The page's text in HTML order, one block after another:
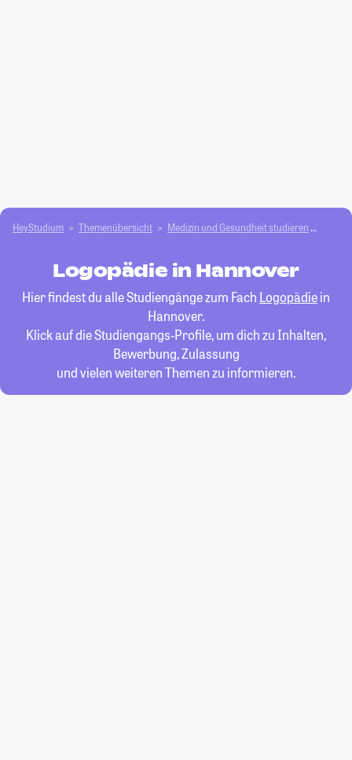
HeyStudium Themenübersicht Medizin und Gesundheit studieren
Logopädie in Hannover
Hier findest du alle Studiengänge zum Fach Logopädiein
Hannover.
Klick auf die Studiengangs-Profile, um dich zu Inhalten,
Bewerbung, Zulassung
und vielen weiteren Themen zu informieren.